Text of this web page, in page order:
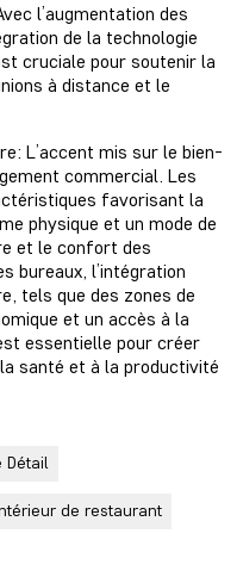
l’augmentation des
de la technologie
cruciale pour soutenir la
à distance et le
L’accent mis sur le bien-
commercial. Les
favorisant la
physique et un mode de
et le confort des
bureaux, l’intégration
tels que des zones de
et un accès à la
essentielle pour créer
santé et à la productivité
Détail
de restaurant